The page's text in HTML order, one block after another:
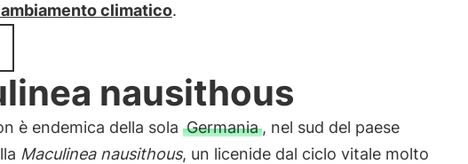
climatico.
nausithous
è endemica della sola Germania, nel sud del paese
Maculinea nausithous, un licenide dal ciclo vitale molto